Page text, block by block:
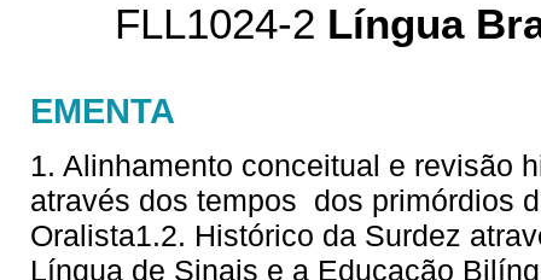
FLL1024-2 Língua
EMENTA
1. Alinhamento conceitual e revisão
através dos tempos  dos primórdios
Oralista1.2. Histórico da Surdez
Língua de Sinais e a Educação